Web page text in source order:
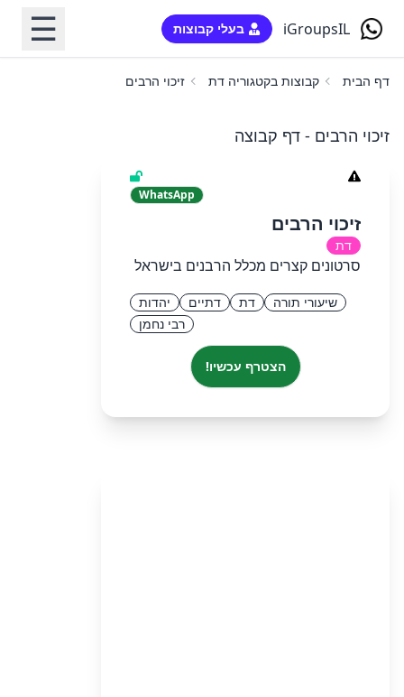
iGroupsIL בעלי קבוצות ☰
דף הבית קבוצות בקטגוריה דת זיכוי הרבים
זיכוי הרבים - דף קבוצה
WhatsApp
זיכוי הרבים
דת
סרטונים קצרים מכלל הרבנים בישראל
שיעורי תורה דת דתיים
יהדות
רבי נחמן
הצטרף עכשיו!